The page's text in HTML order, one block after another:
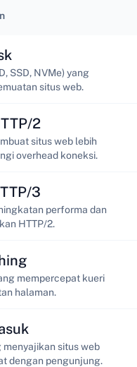
SSD, NVMe) yang
situs web.
2
situs web lebih
overhead koneksi.
3
performa dan
HTTP/2.
mempercepat kueri
halaman.
situs web
dengan pengunjung.